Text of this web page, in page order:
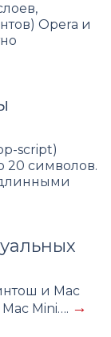
Opera и
script)
20 символов.
и Mac
Mini…. →